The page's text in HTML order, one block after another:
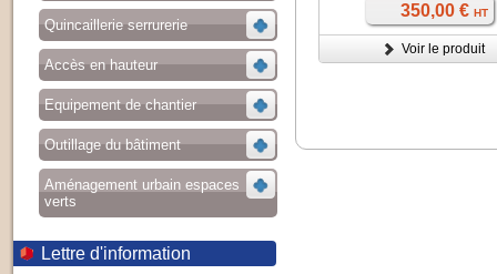
Quincaillerie serrurerie
Accès en hauteur
Equipement de chantier
Outillage du bâtiment
Aménagement urbain espaces
verts
Lettre d'information
350,00 € HT
Voir le produit